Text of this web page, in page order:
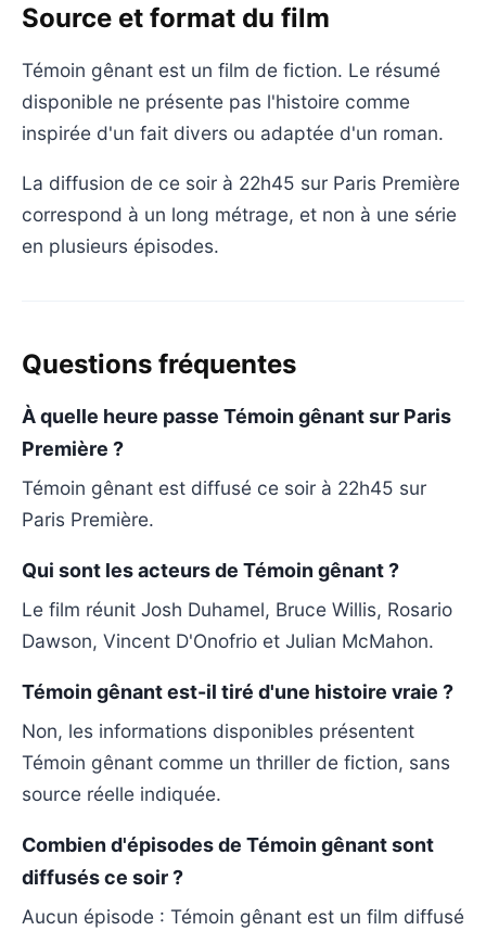
Source et format du film
Témoin gênant est un film de fiction. Le résumé
disponible ne présente pas l'histoire comme
inspirée d'un fait divers ou adaptée d'un roman.
La diffusion de ce soir à 22h45 sur Paris Première
correspond à un long métrage, et non à une série
en plusieurs épisodes.
Questions fréquentes
À quelle heure passe Témoin gênant sur Paris
Première ?
Témoin gênant est diffusé ce soir à 22h45 sur
Paris Première.
Qui sont les acteurs de Témoin gênant ?
Le film réunit Josh Duhamel, Bruce Willis, Rosario
Dawson, Vincent D'Onofrio et Julian McMahon.
Témoin gênant est-il tiré d'une histoire vraie ?
Non, les informations disponibles présentent
Témoin gênant comme un thriller de fiction, sans
source réelle indiquée.
Combien d'épisodes de Témoin gênant sont
diffusés ce soir ?
Aucun épisode : Témoin gênant est un film diffusé